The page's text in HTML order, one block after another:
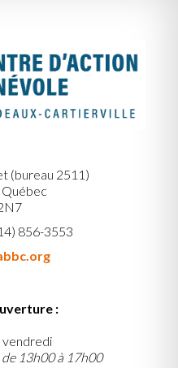
(bureau 2511)
856-3553
:
vendredi
13h00 à 17h00